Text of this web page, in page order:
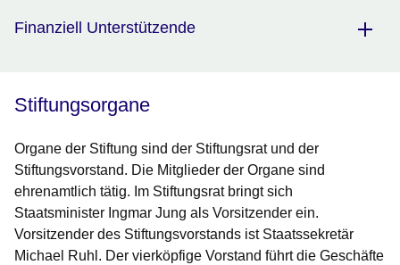
Finanziell Unterstützende
Stiftungsorgane
Organe der Stiftung sind der Stiftungsrat und der
Stiftungsvorstand. Die Mitglieder der Organe sind
ehrenamtlich tätig. Im Stiftungsrat bringt sich
Staatsminister Ingmar Jung als Vorsitzender ein.
Vorsitzender des Stiftungsvorstands ist Staatssekretär
Michael Ruhl. Der vierköpfige Vorstand führt die Geschäfte